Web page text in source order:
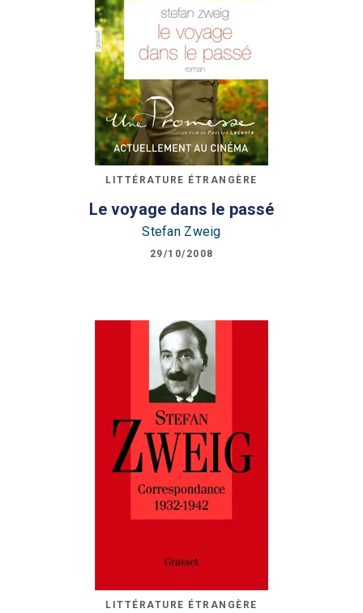
LITTÉRATURE ÉTRANGÈRE
Le voyage dans le passé
Stefan Zweig
29/10/2008
LITTÉRATURE ÉTRANGÈRE